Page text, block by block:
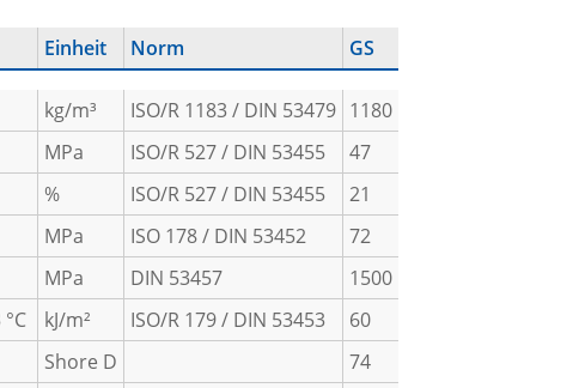
Einheit Norm GS
kg/m³ ISO/R 1183 / DIN 53479 1180
MPa ISO/R 527 / DIN 53455
47
% ISO/R 527 / DIN 53455
21
MPa ISO 178 / DIN 53452
72
MPa DIN 53457
1500
kJ/m² ISO/R 179 / DIN 53453
60
Shore D
74